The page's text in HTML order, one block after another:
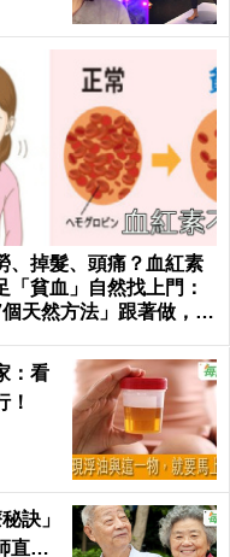
、掉髮、頭痛？血紅素
「貧血」自然找上門：
個天然方法」跟著做，杜
：看
！
訣」
直